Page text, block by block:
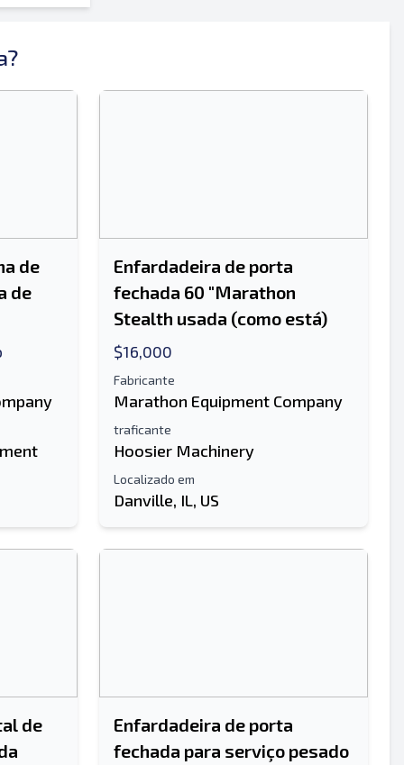
de
de
Enfardadeira de porta
fechada 60 "Marathon
Stealth usada (como está)
$16,000
Fabricante
Marathon Equipment Company
traficante
Hoosier Machinery
Localizado em
Danville, IL, US
de
Enfardadeira de porta
fechada para serviço pesado